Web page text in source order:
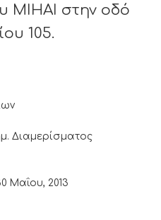
MIHAI στην οδό
105.
Διαμερίσματος
Μαΐου, 2013